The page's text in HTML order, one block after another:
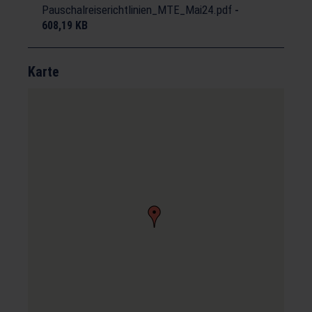
Pauschalreiserichtlinien_MTE_Mai24.pdf -
608,19 KB
Karte